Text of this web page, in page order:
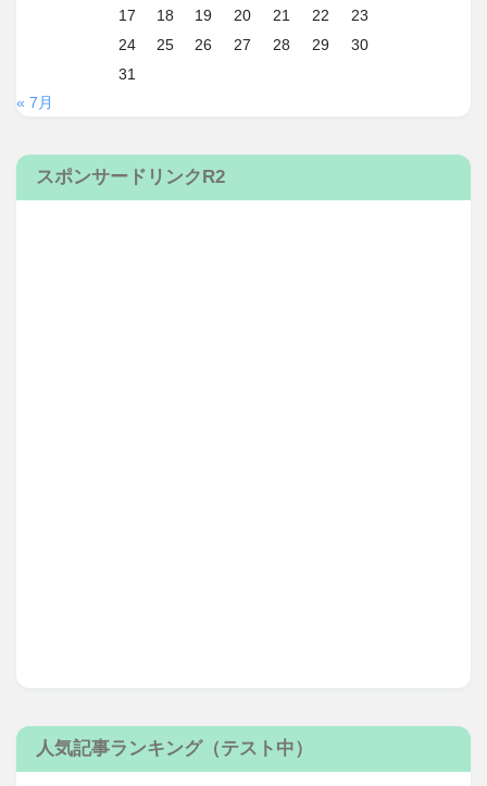
17
18 19 20 21 22
23
24
25 26 27 28 29
30
31
« 7月
スポンサードリンクR2
人気記事ランキング（テスト中）